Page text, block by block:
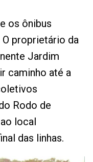
os ônibus
proprietário da
Jardim
caminho até a
Rodo de
local
das linhas.